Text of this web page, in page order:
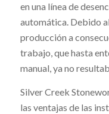
en una línea de
automática. Debido
producción a
trabajo, que hasta
manual, ya no
Silver Creek
las ventajas de las